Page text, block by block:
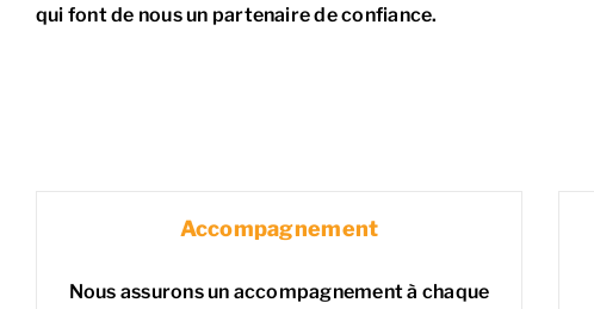
qui font de nous un partenaire de confiance.
Accompagnement
Nous assurons un accompagnement à chaque